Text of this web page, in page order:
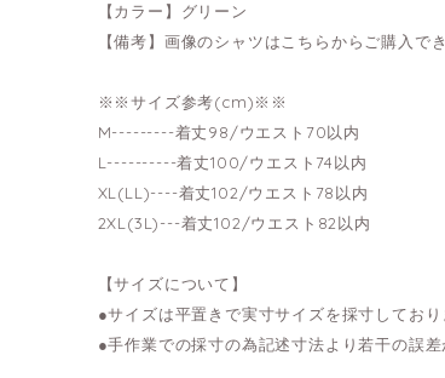
【カラー】グリーン
【備考】画像のシャツはこちらからご購入で
※※サイズ参考(cm)※※
M---------着丈98/ウエスト70以内
L----------着丈100/ウエスト74以内
XL(LL)----着丈102/ウエスト78以内
2XL(3L)---着丈102/ウエスト82以内
【サイズについて】
●サイズは平置きで実寸サイズを採寸しており
●手作業での採寸の為記述寸法より若干の誤差